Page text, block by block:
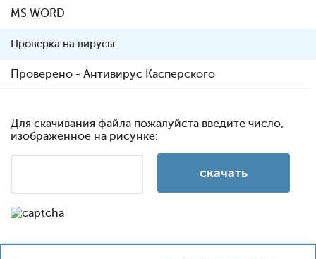
MS WORD
Проверка на вирусы:
Проверено - Антивирус Касперского
Для скачивания файла пожалуйста введите число,
изображенное на рисунке: